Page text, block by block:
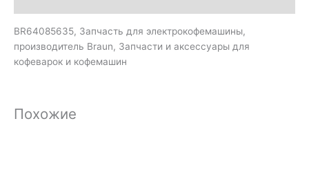
BR64085635, Запчасть для электрокофемашины,
производитель Braun, Запчасти и аксессуары для
кофеварок и кофемашин
Похожие